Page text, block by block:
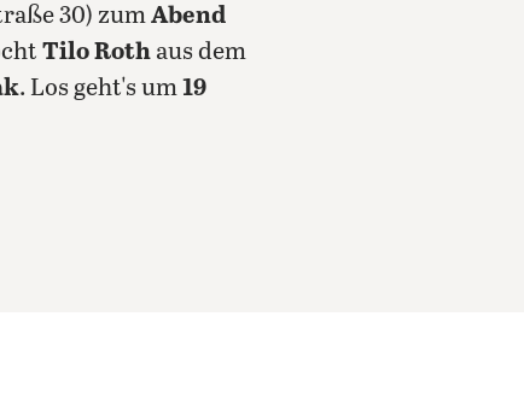
30) zumAbend
Tilo Roth aus dem
. Los geht's um19